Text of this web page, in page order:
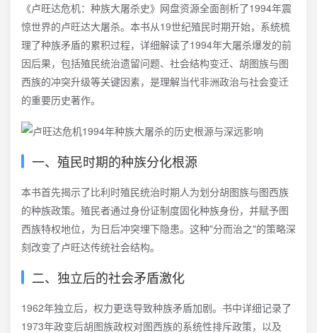
《卢旺达危机：种族大屠杀史》网盘资源全面剖析了1994年震
惊世界的卢旺达大屠杀。本书从19世纪殖民时期开始，系统梳
理了种族矛盾的累积过程，详细解读了1994年大屠杀爆发的前
因后果，包括殖民统治遗留问题、社会结构变迁、胡图族与图
西族的冲突升级等关键因素，是理解当代非洲政治与社会变迁
的重要历史著作。
一、殖民时期的种族分化根源
本书首先揭示了比利时殖民统治时期人为划分胡图族与图西族
的种族政策。殖民者通过身份证制度固化种族身份，并赋予图
西族特权地位，为日后冲突埋下隐患。这种"分而治之"的策略深
刻改变了卢旺达传统社会结构。
二、独立后的社会矛盾激化
1962年独立后，权力更迭导致种族矛盾加剧。书中详细记录了
1973年政变后胡图族政权对图西族的系统性排斥政策，以及